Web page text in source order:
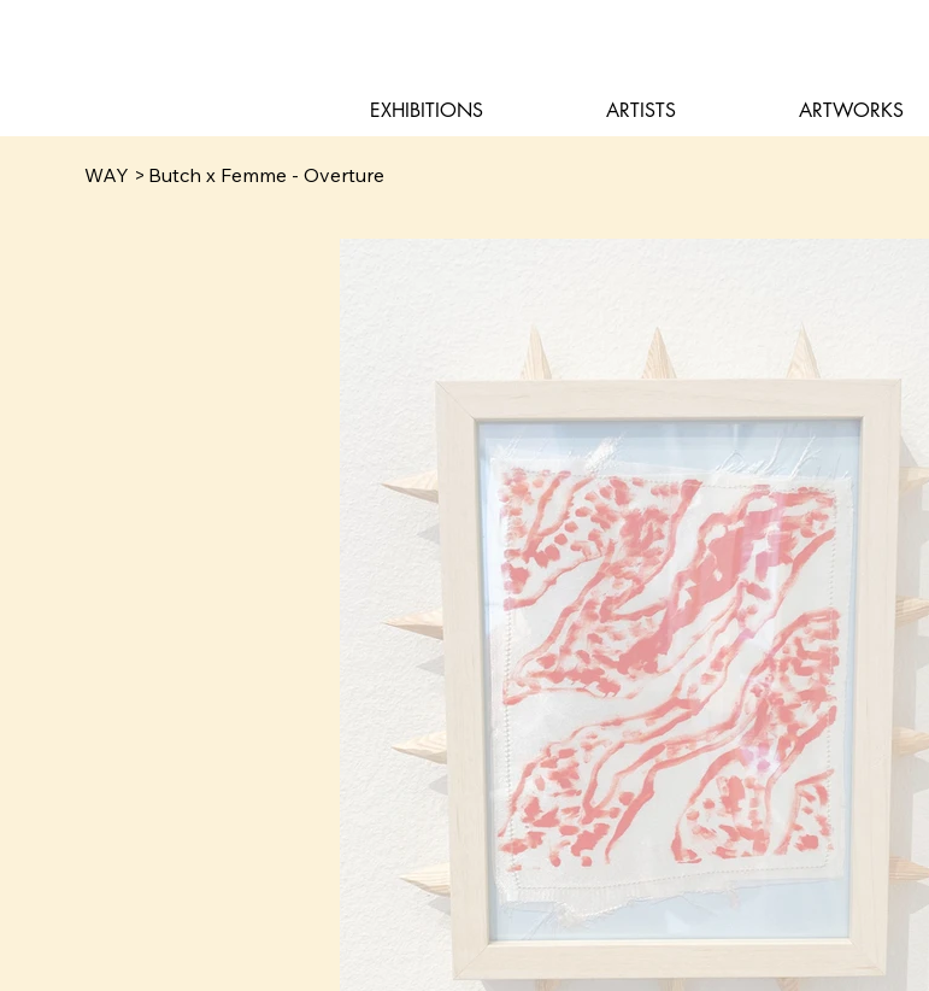
EXHIBITIONS ARTISTS ARTWORKS
WAY > Butch x Femme - Overture